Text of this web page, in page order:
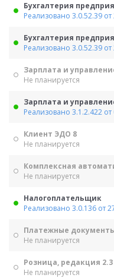
Бухгалтерия
Реализовано 3.0.52.39 от
Бухгалтерия
Реализовано 3.0.52.39 от
Зарплата и
Не планируется
Зарплата и
Реализовано 3.1.2.422 от
Клиент ЭДО 8
Не планируется
Комплексная
Не планируется
Налогоплательщик
Реализовано 3.0.136 от
Платежные
Не планируется
Розница, редакция 2.3
Не планируется